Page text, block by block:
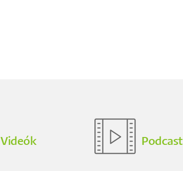
Videók Podcast